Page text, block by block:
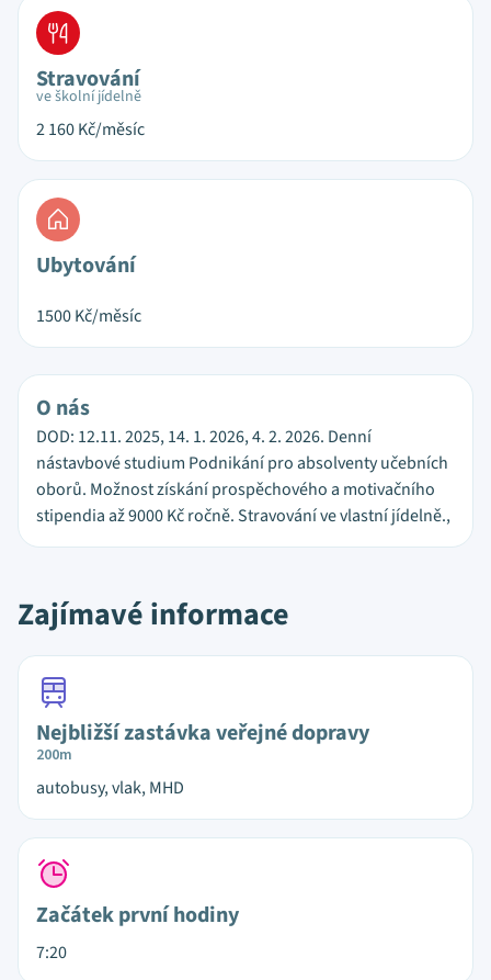
Stravování
ve školní jídelně
2 160Kč/měsíc
Ubytování
1500Kč/měsíc
O nás
DOD: 12.11. 2025, 14. 1. 2026, 4. 2. 2026. Denní
nástavbové studium Podnikání pro absolventy učebních
oborů. Možnost získání prospěchového a motivačního
stipendia až 9000 Kč ročně. Stravování ve vlastní jídelně.,
Zajímavé informace
Nejbližší zastávka veřejné dopravy
200m
autobusy, vlak, MHD
Začátek první hodiny
7:20